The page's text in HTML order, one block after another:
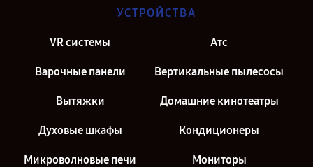
УСТРОЙСТВА
VR системы Атс
Варочные панели Вертикальные пылесосы
Вытяжки Домашние кинотеатры
Духовые шкафы Кондиционеры
Микроволновые печи Мониторы